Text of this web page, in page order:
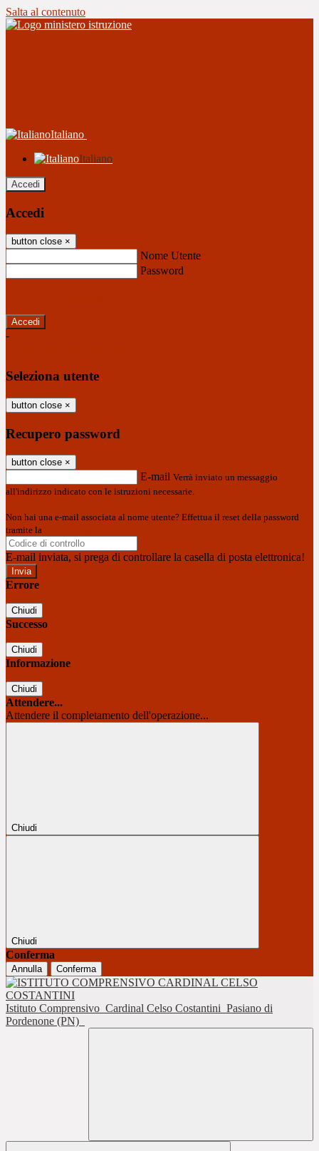
Salta al contenuto
Italiano
Italiano
Accedi
Accedi
button close ×
Nome Utente
Password
-
Seleziona utente
button close ×
Recupero password
button close ×
E-mail Verrà inviato un messaggio
all'indirizzo indicato con le istruzioni necessarie.
Non hai una e-mail associata al nome utente? Effettua il reset della password
tramite la
E-mail inviata, si prega di controllare la casella di posta elettronica!
Errore
Chiudi
Successo
Chiudi
Informazione
Chiudi
Attendere...
Attendere il completamento dell'operazione...
Chiudi
Chiudi
Conferma
Annulla Conferma
Istituto Comprensivo Cardinal Celso Costantini Pasiano di
Pordenone (PN)